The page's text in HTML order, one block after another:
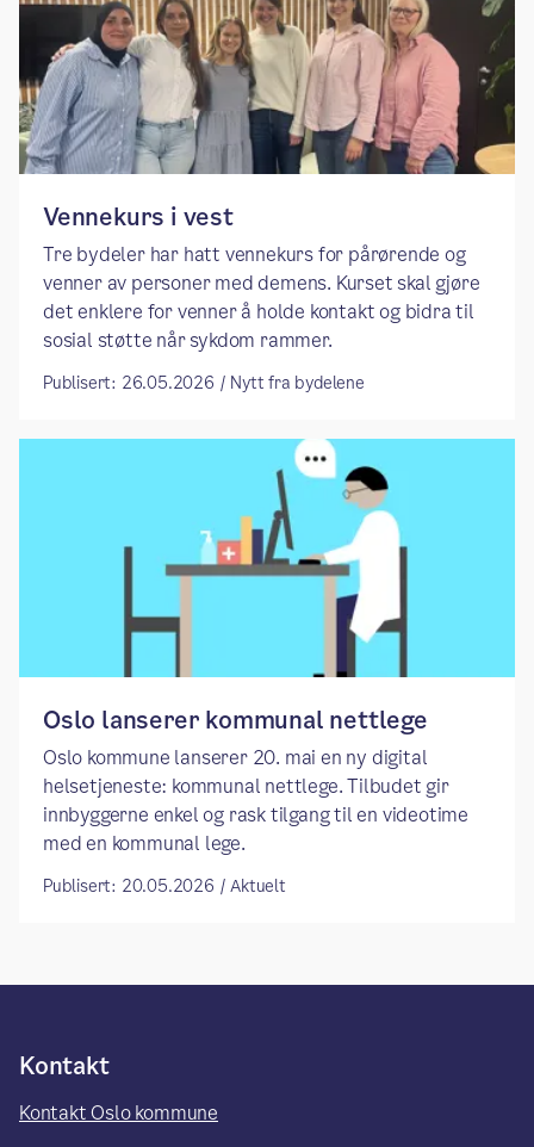
Vennekurs i vest
Tre bydeler har hatt vennekurs for pårørende og
venner av personer med demens. Kurset skal gjøre
det enklere for venner å holde kontakt og bidra til
sosial støtte når sykdom rammer.
Publisert: 26.05.2026 / Nytt fra bydelene
Oslo lanserer kommunal nettlege
​​Oslo kommune lanserer 20. mai en ny digital
helsetjeneste: kommunal nettlege. Tilbudet gir
innbyggerne enkel og rask tilgang til en videotime
med en kommunal lege.​
Publisert: 20.05.2026 / Aktuelt
Kontakt
Kontakt Oslo kommune